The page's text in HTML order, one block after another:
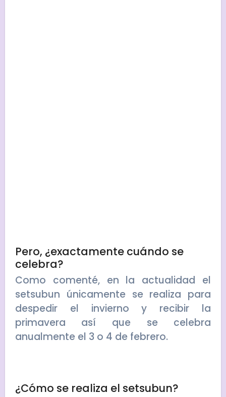
Pero, ¿exactamente cuándo se
celebra?
Como comenté, en la actualidad el
setsubun únicamente se realiza para
despedir el invierno y recibir la
primavera así que se celebra
anualmente el 3 o 4 de febrero.
¿Cómo se realiza el setsubun?